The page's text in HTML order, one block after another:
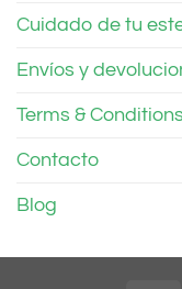
Cuidado de tu
Envíos y
Terms & Conditions
Contacto
Blog